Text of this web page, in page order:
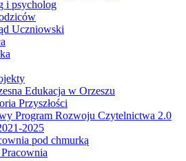
i psycholog
Uczniowski
Edukacja w Orzeszu
Przyszłości
Program Rozwoju Czytelnictwa 2.0
2025
pod chmurką